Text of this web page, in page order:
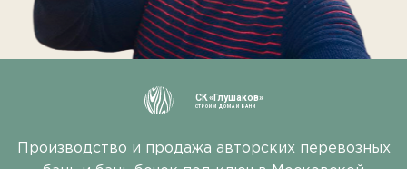
СК «Глушаков»
СТРОИМ ДОМА И БАНИ
Производство и продажа авторских перевозных